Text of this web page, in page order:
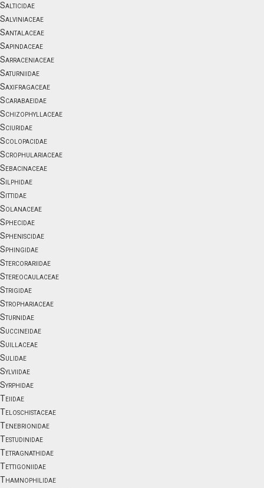
Salticidae
Salviniaceae
Santalaceae
Sapindaceae
Sarraceniaceae
Saturniidae
Saxifragaceae
Scarabaeidae
Schizophyllaceae
Sciuridae
Scolopacidae
Scrophulariaceae
Sebacinaceae
Silphidae
Sittidae
Solanaceae
Sphecidae
Spheniscidae
Sphingidae
Stercorariidae
Stereocaulaceae
Strigidae
Strophariaceae
Sturnidae
Succineidae
Suillaceae
Sulidae
Sylviidae
Syrphidae
Teiidae
Teloschistaceae
Tenebrionidae
Testudinidae
Tetragnathidae
Tettigoniidae
Thamnophilidae